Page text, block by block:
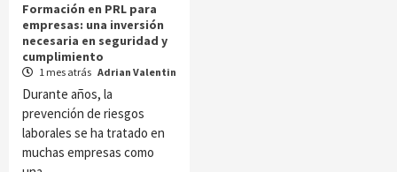
Formación en PRL para
empresas: una inversión
necesaria en seguridad y
cumplimiento
1 mes atrás Adrian Valentin
Durante años, la
prevención de riesgos
laborales se ha tratado en
muchas empresas como